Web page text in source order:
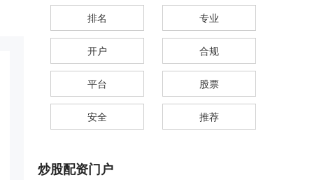
排名 专业
开户 合规
平台 股票
安全 推荐
炒股配资门户